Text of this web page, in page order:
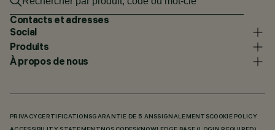
Contacts et adresses
Social
Produits
À propos de nous
PRIVACY CERTIFICATIONSGARANTIE DE 5 ANSSIGNALEMENTSCOOKIE POLICY